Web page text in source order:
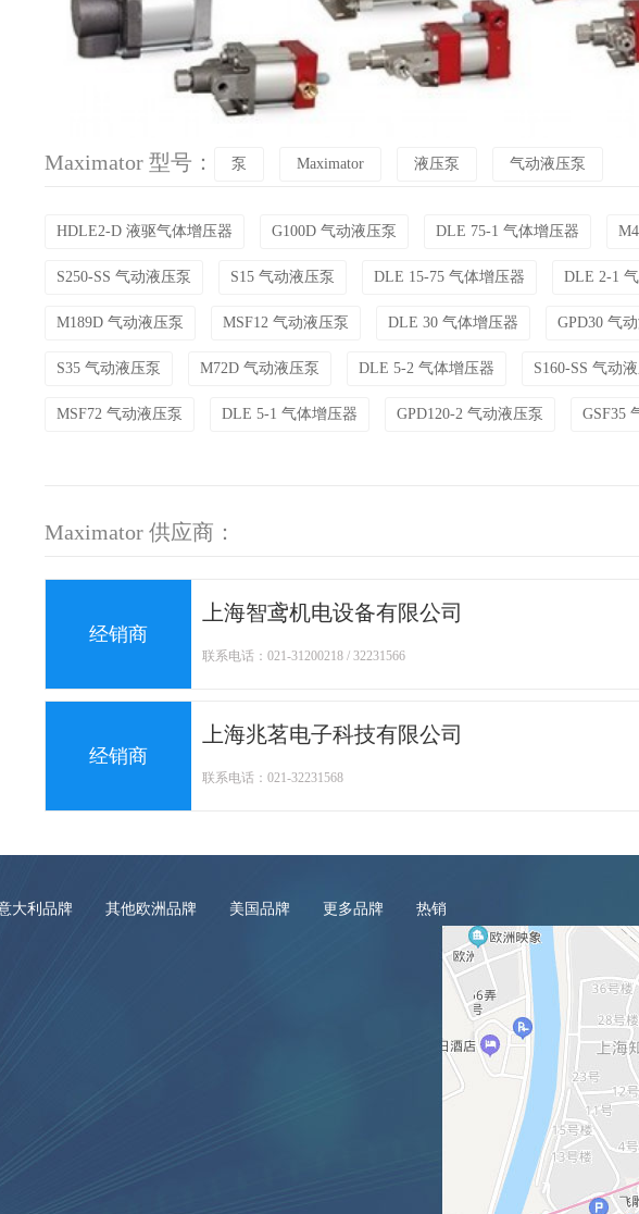
Maximator 型号： 泵 Maximator 液压泵 气动液压泵
HDLE2-D 液驱气体增压器 G100D 气动液压泵 DLE 75-1 气体增压器
S250-SS 气动液压泵 S15 气动液压泵 DLE 15-75 气体增压器 DLE 2-1
M189D 气动液压泵 MSF12 气动液压泵 DLE 30 气体增压器 GPD30 气
S35 气动液压泵 M72D 气动液压泵 DLE 5-2 气体增压器 S160-SS 气动
MSF72 气动液压泵 DLE 5-1 气体增压器 GPD120-2 气动液压泵 GSF35
Maximator 供应商：
经销商
上海智鸢机电设备有限公司
联系电话：021-31200218 / 32231566
经销商
上海兆茗电子科技有限公司
联系电话：021-32231568
大利品牌 其他欧洲品牌 美国品牌 更多品牌 热销